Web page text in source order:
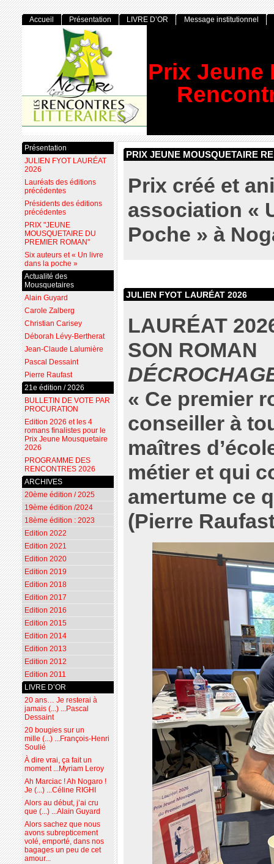
Prix Jeune
PRIX JEUNE MOUSQUETAIRE
Prix créé et
association «
Poche » à
JULIEN FYOT LAURÉAT 2026
LAURÉAT
SON ROMAN
« Ce premier
conseiller à
maîtres
métier et qui
amertume ce
(Pierre
Accueil Présentation LIVRE D’OR Message institutionnel
Présentation
JULIEN FYOT LAURÉAT
2026
Lauréats des éditions
précédentes
Présidents des éditions
précédentes
PRIX "JEUNE
MOUSQUETAIRE DU
PREMIER ROMAN"
Six auteurs et « Un livre
dans la poche »
Actualité des
Mousquetaires
Alain Guyard
Carole Zalberg
Christian Carisey
Déborah Lévy-Bertherat
Jean-Claude Lalumière
Pascal Dessaint
Pierre Raufast
21e édition / 2026
BULLETIN DE VOTE PAR
PROCURATION
Edition 2026 et les 4
romans finalistes pour le
Prix Jeune Mousquetaire
2026
PROGRAMME DES
RENCONTRES 2026
ARCHIVES
20ème édition / 2025
19ème édition /2024
18ème édition : 2023
Edition 2022
Edition 2021
Edition 2020
Edition 2019
Edition 2018
Edition 2017
Edition 2016
Edition 2015
Edition 2014
Edition 2013
Edition 2012
Edition 2011
LIVRE D’OR
20 ans… Je resterai à
jamais (...) ...Pascal
Dessaint
20 bougies sur un
mille (...) ...François-Henri
Soulié
À dire vrai, ça fait un
moment ...Myriam Leroy
Ah Marciac ! Ah Nogaro !
Je (...) ...Céline RIGHI
Alors au début, j’ai cru
que (...) ...Alain Guyard
Alors sachez que nous
avons subrepticement
volé, emporté, dans nos
bagages un peu de cet
amour...